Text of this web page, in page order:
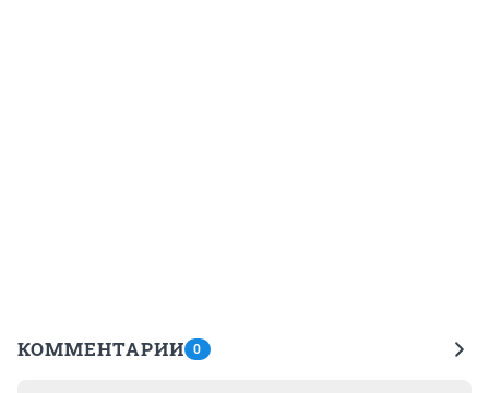
КОММЕНТАРИИ 0